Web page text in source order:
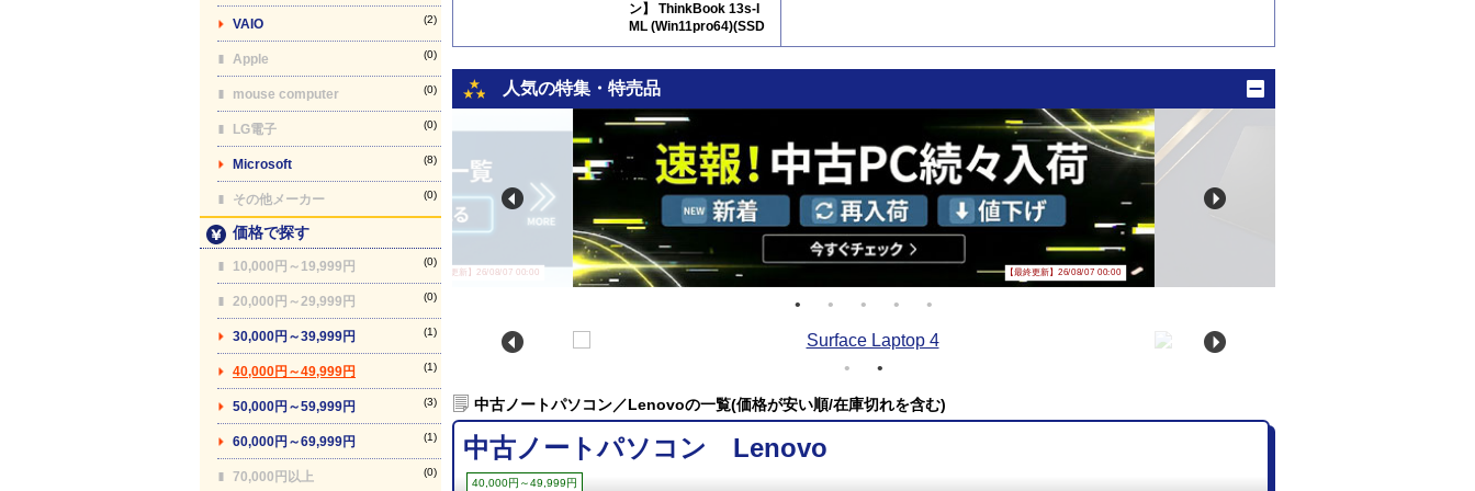
VAIO (2)
Apple (0)
mouse computer (0)
LG電子 (0)
Microsoft (8)
その他メーカー (0)
価格で探す
10,000円～19,999円 (0)
20,000円～29,999円 (0)
30,000円～39,999円 (1)
40,000円～49,999円 (1)
50,000円～59,999円 (3)
60,000円～69,999円 (1)
70,000円以上 (0)
ン】 ThinkBook 13s-I
ML (Win11pro64)(SSD
新品) 7N10
人気の特集・特売品
【最終更新】26/08/07 00:00 【最終更新】26/08/07 00:00
中古ノートパソコン／Lenovoの一覧(価格が安い順/在庫切れを含む)
中古ノートパソコン Lenovo
40,000円～49,999円